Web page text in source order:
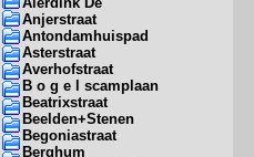
Anjerstraat
Antondamhuispad
Asterstraat
Averhofstraat
B o g e l scamplaan
Beatrixstraat
Beelden+Stenen
Begoniastraat
Berghum